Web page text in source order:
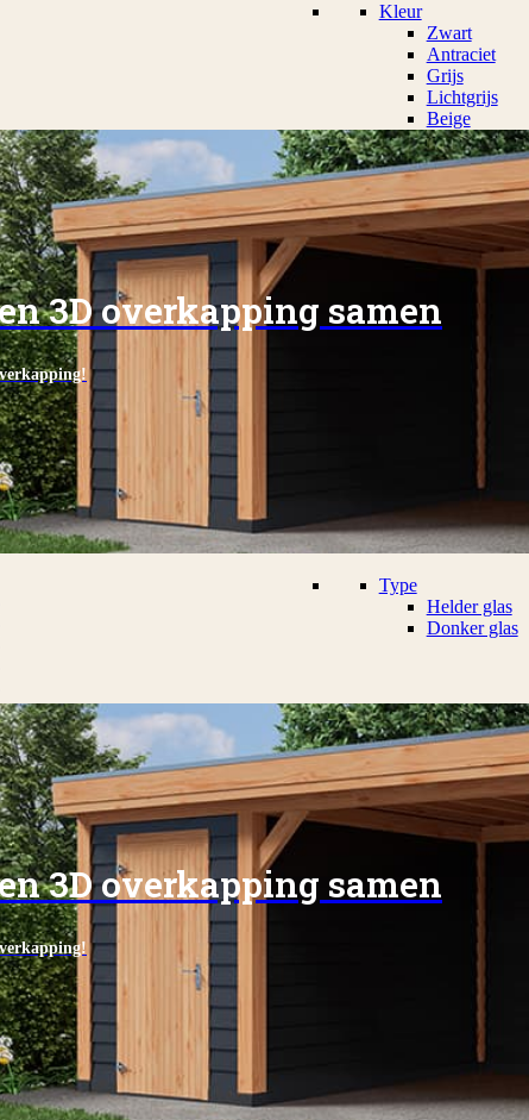
Kleur
Zwart
Antraciet
Grijs
Lichtgrijs
Beige
3D overkapping samen
Type
Helder glas
Donker glas
3D overkapping samen